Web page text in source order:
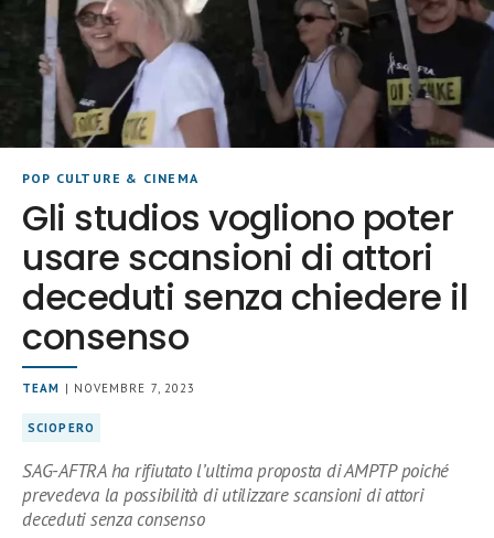
POP CULTURE & CINEMA
Gli studios vogliono poter
usare scansioni di attori
deceduti senza chiedere il
consenso
TEAM | NOVEMBRE 7, 2023
SCIOPERO
SAG-AFTRA ha rifiutato l’ultima proposta di AMPTP poiché
prevedeva la possibilità di utilizzare scansioni di attori
deceduti senza consenso